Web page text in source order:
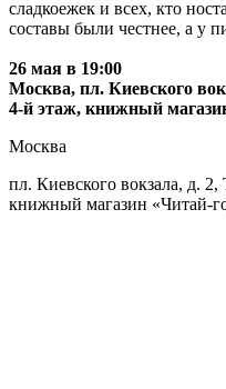
сладкоежек и всех, кто
составы были честнее, а у
26 мая в 19:00
Москва, пл. Киевского
4-й этаж, книжный
Москва
пл. Киевского вокзала, д.
книжный магазин «Читай-